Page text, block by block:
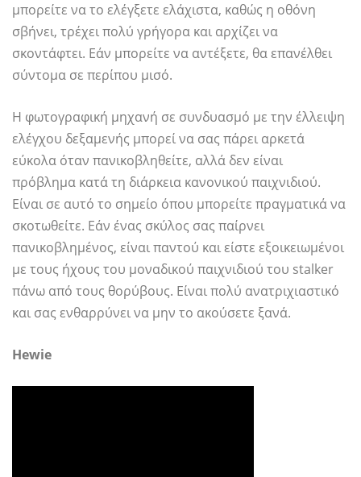
μπορείτε να το ελέγξετε ελάχιστα, καθώς η οθόνη
σβήνει, τρέχει πολύ γρήγορα και αρχίζει να
σκοντάφτει. Εάν μπορείτε να αντέξετε, θα επανέλθει
σύντομα σε περίπου μισό.
Η φωτογραφική μηχανή σε συνδυασμό με την έλλειψη
ελέγχου δεξαμενής μπορεί να σας πάρει αρκετά
εύκολα όταν πανικοβληθείτε, αλλά δεν είναι
πρόβλημα κατά τη διάρκεια κανονικού παιχνιδιού.
Είναι σε αυτό το σημείο όπου μπορείτε πραγματικά να
σκοτωθείτε. Εάν ένας σκύλος σας παίρνει
πανικοβλημένος, είναι παντού και είστε εξοικειωμένοι
με τους ήχους του μοναδικού παιχνιδιού του stalker
πάνω από τους θορύβους. Είναι πολύ ανατριχιαστικό
και σας ενθαρρύνει να μην το ακούσετε ξανά.
Hewie